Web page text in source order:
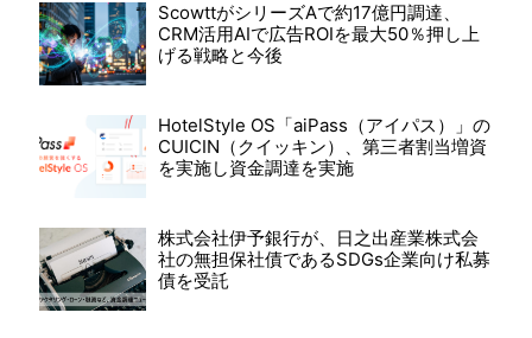
ScowttがシリーズAで約17億円調達、
CRM活用AIで広告ROIを最大50％押し上
げる戦略と今後
HotelStyle OS「aiPass（アイパス）」の
CUICIN（クイッキン）、第三者割当増資
を実施し資金調達を実施
株式会社伊予銀行が、日之出産業株式会
社の無担保社債であるSDGs企業向け私募
債を受託